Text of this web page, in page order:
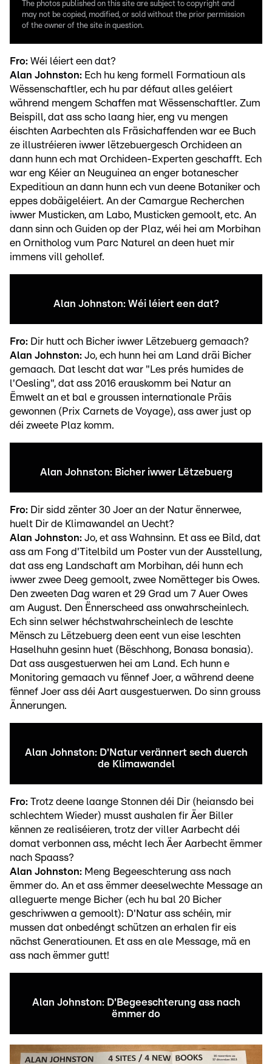
The photos published on this site are subject to copyright and
may not be copied, modified, or sold without the prior permission
of the owner of the site in question.
Fro: Wéi léiert een dat?
Alan Johnston: Ech hu keng formell Formatioun als
Wëssenschaftler, ech hu par défaut alles geléiert
während mengem Schaffen mat Wëssenschaftler. Zum
Beispill, dat ass scho laang hier, eng vu mengen
éischten Aarbechten als Fräsichaffenden war ee Buch
ze illustréieren iwwer lëtzebuergesch Orchideen an
dann hunn ech mat Orchideen-Experten geschafft. Ech
war eng Kéier an Neuguinea an enger botanescher
Expeditioun an dann hunn ech vun deene Botaniker och
eppes dobäigeléiert. An der Camargue Recherchen
iwwer Musticken, am Labo, Musticken gemoolt, etc. An
dann sinn och Guiden op der Plaz, wéi hei am Morbihan
en Ornitholog vum Parc Naturel an deen huet mir
immens vill gehollef.
Alan Johnston: Wéi léiert een dat?
Fro: Dir hutt och Bicher iwwer Lëtzebuerg gemaach?
Alan Johnston: Jo, ech hunn hei am Land dräi Bicher
gemaach. Dat lescht dat war "Les prés humides de
l'Oesling", dat ass 2016 erauskomm bei Natur an
Ëmwelt an et bal e groussen internationale Präis
gewonnen (Prix Carnets de Voyage), ass awer just op
déi zweete Plaz komm.
Alan Johnston: Bicher iwwer Lëtzebuerg
Fro: Dir sidd zënter 30 Joer an der Natur ënnerwee,
huelt Dir de Klimawandel an Uecht?
Alan Johnston: Jo, et ass Wahnsinn. Et ass ee Bild, dat
ass am Fong d'Titelbild um Poster vun der Ausstellung,
dat ass eng Landschaft am Morbihan, déi hunn ech
iwwer zwee Deeg gemoolt, zwee Nomëtteger bis Owes.
Den zweeten Dag waren et 29 Grad um 7 Auer Owes
am August. Den Ënnerscheed ass onwahrscheinlech.
Ech sinn selwer héchstwahrscheinlech de leschte
Mënsch zu Lëtzebuerg deen eent vun eise leschten
Haselhuhn gesinn huet (Bëschhong, Bonasa bonasia).
Dat ass ausgestuerwen hei am Land. Ech hunn e
Monitoring gemaach vu fënnef Joer, a während deene
fënnef Joer ass déi Aart ausgestuerwen. Do sinn grouss
Ännerungen.
Alan Johnston: D'Natur verännert sech duerch
de Klimawandel
Fro: Trotz deene laange Stonnen déi Dir (heiansdo bei
schlechtem Wieder) musst aushalen fir Äer Biller
kënnen ze realiséieren, trotz der viller Aarbecht déi
domat verbonnen ass, mécht Iech Äer Aarbecht ëmmer
nach Spaass?
Alan Johnston: Meng Begeeschterung ass nach
ëmmer do. An et ass ëmmer deeselwechte Message an
alleguerte menge Bicher (ech hu bal 20 Bicher
geschriwwen a gemoolt): D'Natur ass schéin, mir
mussen dat onbedéngt schützen an erhalen fir eis
nächst Generatiounen. Et ass en ale Message, mä en
ass nach ëmmer gutt!
Alan Johnston: D'Begeeschterung ass nach
ëmmer do